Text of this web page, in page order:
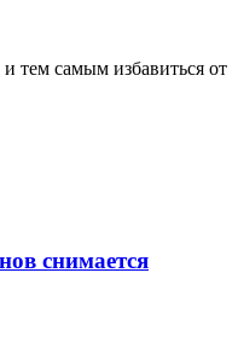
тем самым избавиться от
снимается